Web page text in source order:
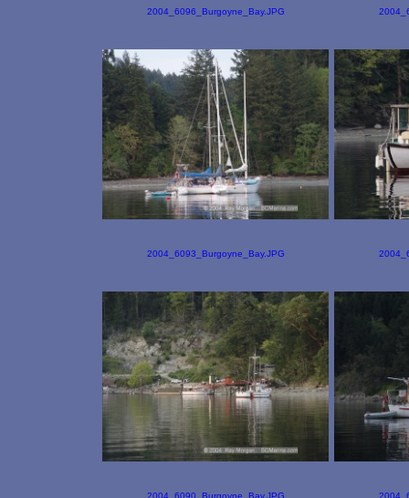
2004_6096_Burgoyne_Bay.JPG
2004_6093_Burgoyne_Bay.JPG
2004_6090_Burgoyne_Bay.JPG